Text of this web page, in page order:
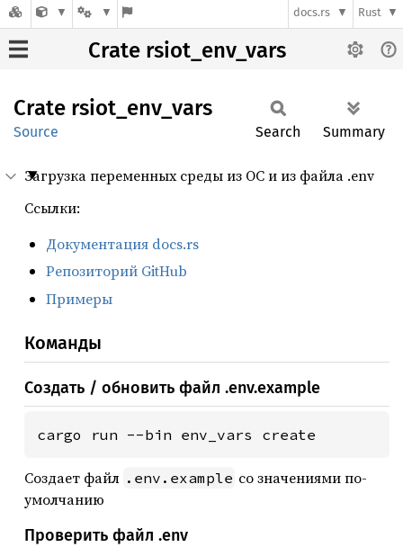
docs.rs Rust
Crate rsiot_env_vars
Crate rsiot_ env_ vars
Source Search Summary
Загрузка переменных среды из ОС и из файла .env
Ссылки:
Документация docs.rs
Репозиторий GitHub
Примеры
Команды
Cоздать / обновить файл .env.example
cargo run --bin env_vars create
Создает файл .env.example со значениями по-
умолчанию
Проверить файл .env